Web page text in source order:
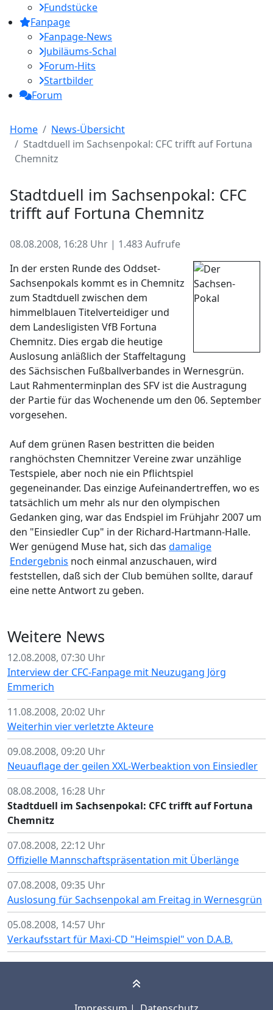
Fundstücke
Fanpage
Fanpage-News
Jubiläums-Schal
Forum-Hits
Startbilder
Forum
Home
News-Übersicht
Stadtduell im Sachsenpokal: CFC trifft auf Fortuna
Chemnitz
Stadtduell im Sachsenpokal: CFC
trifft auf Fortuna Chemnitz
08.08.2008, 16:28 Uhr | 1.483 Aufrufe
In der ersten Runde des Oddset-
Sachsenpokals kommt es in Chemnitz
zum Stadtduell zwischen dem
himmelblauen Titelverteidiger und
dem Landesligisten VfB Fortuna
Chemnitz. Dies ergab die heutige
Auslosung anläßlich der Staffeltagung
des Sächsischen Fußballverbandes in Wernesgrün.
Laut Rahmenterminplan des SFV ist die Austragung
der Partie für das Wochenende um den 06. September
vorgesehen.
Auf dem grünen Rasen bestritten die beiden
ranghöchsten Chemnitzer Vereine zwar unzählige
Testspiele, aber noch nie ein Pflichtspiel
gegeneinander. Das einzige Aufeinandertreffen, wo es
tatsächlich um mehr als nur den olympischen
Gedanken ging, war das Endspiel im Frühjahr 2007 um
den "Einsiedler Cup" in der Richard-Hartmann-Halle.
Wer genügend Muse hat, sich das damalige
Endergebnis noch einmal anzuschauen, wird
feststellen, daß sich der Club bemühen sollte, darauf
eine nette Antwort zu geben.
Weitere News
12.08.2008, 07:30 Uhr
Interview der CFC-Fanpage mit Neuzugang Jörg
Emmerich
11.08.2008, 20:02 Uhr
Weiterhin vier verletzte Akteure
09.08.2008, 09:20 Uhr
Neuauflage der geilen XXL-Werbeaktion von Einsiedler
08.08.2008, 16:28 Uhr
Stadtduell im Sachsenpokal: CFC trifft auf Fortuna
Chemnitz
07.08.2008, 22:12 Uhr
Offizielle Mannschaftspräsentation mit Überlänge
07.08.2008, 09:35 Uhr
Auslosung für Sachsenpokal am Freitag in Wernesgrün
05.08.2008, 14:57 Uhr
Verkaufsstart für Maxi-CD "Heimspiel" von D.A.B.